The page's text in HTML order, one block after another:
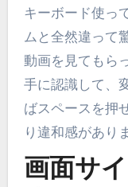
キーボード使っ
ムと全然違って
動画を見てもら
手に認識して、
ばスペースを押
り違和感があり
画面サ